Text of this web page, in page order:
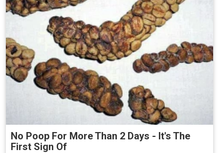
No Poop For More Than 2 Days - It's The
First Sign Of